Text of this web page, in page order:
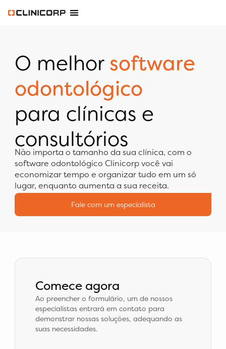
O melhor software
odontológico
para clínicas e
consultórios
Não importa o tamanho da sua clínica, com o
software odontológico Clinicorp você vai
economizar tempo e organizar tudo em um só
lugar, enquanto aumenta a sua receita.
Fale com um especialista
Comece agora
Ao preencher o formulário, um de nossos
especialistas entrará em contato para
demonstrar nossas soluções, adequando as
suas necessidades.